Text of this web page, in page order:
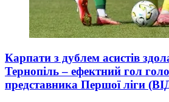
Карпати з дублем асистів
Тернопіль – ефектний гол
представника Першої ліги